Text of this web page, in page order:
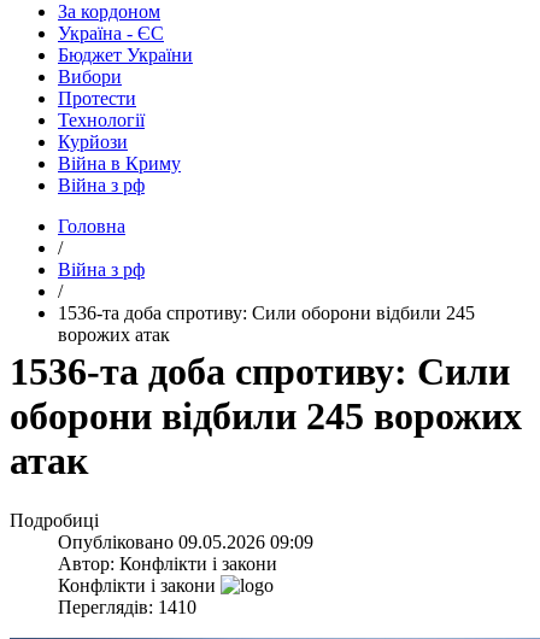
За кордоном
Україна - ЄС
Бюджет України
Вибори
Протести
Технології
Курйози
Війна в Криму
Війна з рф
Головна
/
Війна з рф
/
​1536-та доба спротиву: Сили оборони відбили 245
ворожих атак
​1536-та доба спротиву: Сили
оборони відбили 245 ворожих
атак
Подробиці
Опубліковано 09.05.2026 09:09
Автор: Конфлікти і закони
Конфлікти і закони
Переглядів: 1410